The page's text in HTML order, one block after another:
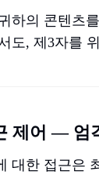
하의 콘텐츠
도, 제3자를
제어 — 엄
대한 접근은